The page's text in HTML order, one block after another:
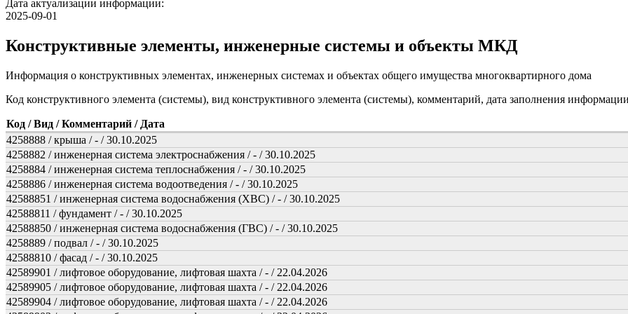
Дата актуализации информации:
2025-09-01
Конструктивные элементы, инженерные системы и объекты МКД
Информация о конструктивных элементах, инженерных системах и объектах общего имущества многоквартирного дома
Код конструктивного элемента (системы), вид конструктивного элемента (системы), комментарий, дата заполнения
Код / Вид / Комментарий / Дата
4258888 / крыша / - / 30.10.2025
4258882 / инженерная система электроснабжения / - / 30.10.2025
4258884 / инженерная система теплоснабжения / - / 30.10.2025
4258886 / инженерная система водоотведения / - / 30.10.2025
42588851 / инженерная система водоснабжения (ХВС) / - / 30.10.2025
42588811 / фундамент / - / 30.10.2025
42588850 / инженерная система водоснабжения (ГВС) / - / 30.10.2025
4258889 / подвал / - / 30.10.2025
42588810 / фасад / - / 30.10.2025
42589901 / лифтовое оборудование, лифтовая шахта / - / 22.04.2026
42589905 / лифтовое оборудование, лифтовая шахта / - / 22.04.2026
42589904 / лифтовое оборудование, лифтовая шахта / - / 22.04.2026